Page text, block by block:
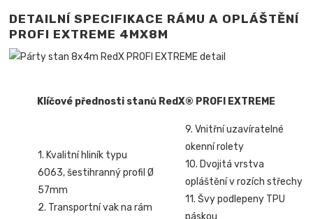
DETAILNÍ SPECIFIKACE RÁMU A OPLÁŠTĚNÍ
PROFI EXTREME 4MX8M
Klíčové přednosti stanů RedX® PROFI EXTREME
1. Kvalitní hliník typu
6063, šestihranný profil Ø
57mm
2. Transportní vak na rám
9. Vnitřní uzavíratelné
okenní rolety
10. Dvojitá vrstva
opláštění v rozích střechy
11. Švy podlepeny TPU
páskou